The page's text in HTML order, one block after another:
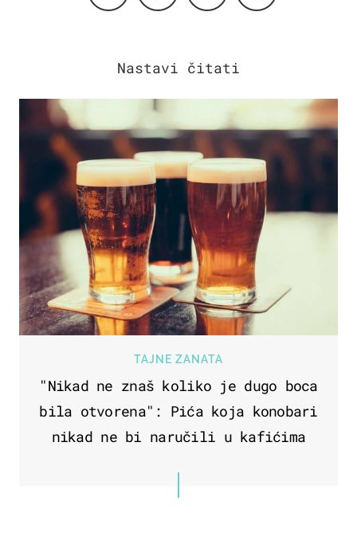
TAJNE ZANATA
"Nikad ne znaš koliko je dugo boca
bila otvorena": Pića koja konobari
nikad ne bi naručili u kafićima